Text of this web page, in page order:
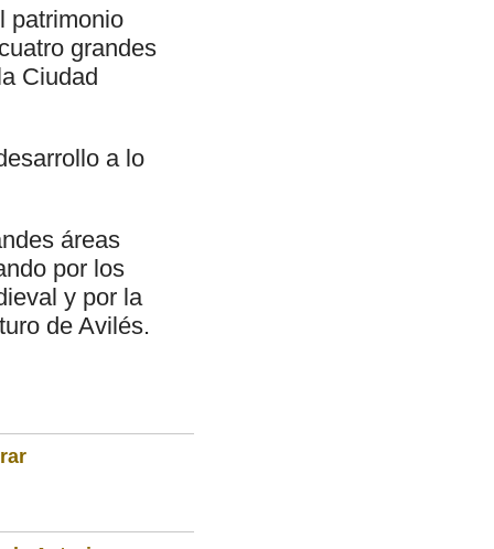
patrimonio
grandes
Ciudad
a lo
áreas
por los
y por la
de Avilés.